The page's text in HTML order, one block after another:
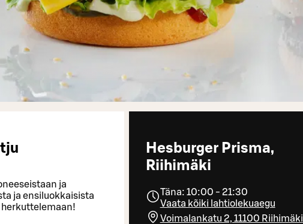
Hesburger Prisma,
Riihimäki
Täna: 10:00 - 21:30
Vaata kõiki lahtiolekuaegu
Voimalankatu 2, 11100 Riihimäki
ja
ja ensiluokkaisista
herkuttelemaan!